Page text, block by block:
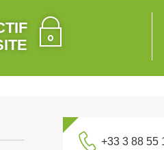
+33 3 88 55